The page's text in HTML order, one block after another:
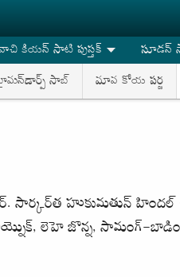
సాబ్ మావ కోయ పర్జ
కియన్ సాటి పుస్తక్ సూడన్
సార్కర్‌త హుకుమతున్ హిందల్
లెహె జొన్న, సామంగ్-